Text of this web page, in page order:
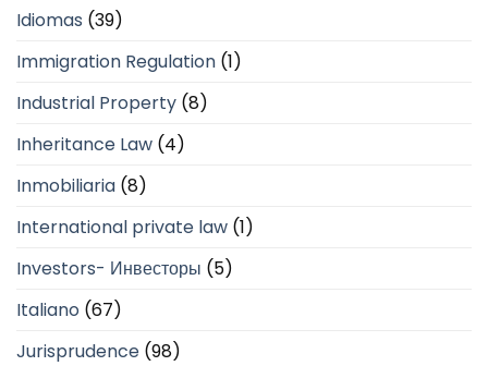
Idiomas (39)
Immigration Regulation (1)
Industrial Property (8)
Inheritance Law (4)
Inmobiliaria (8)
International private law (1)
Investors- Инвесторы (5)
Italiano (67)
Jurisprudence (98)